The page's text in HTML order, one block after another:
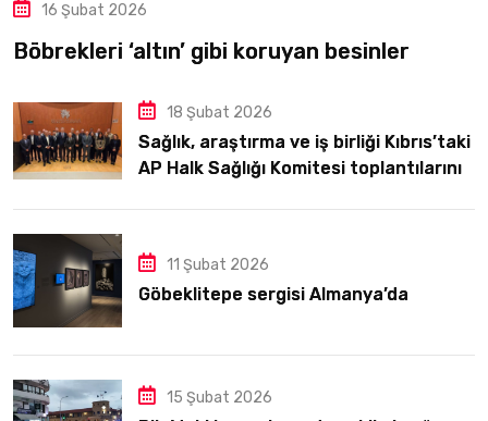
16 Şubat 2026
Böbrekleri ‘altın’ gibi koruyan besinler
18 Şubat 2026
Sağlık, araştırma ve iş birliği Kıbrıs’taki
AP Halk Sağlığı Komitesi toplantılarının
11 Şubat 2026
Göbeklitepe sergisi Almanya’da
15 Şubat 2026